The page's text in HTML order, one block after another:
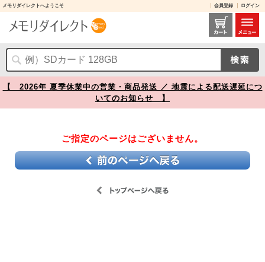
メモリダイレクトへようこそ 会員登録 ログイン
レビュー / 【】
【 2026年 夏季休業中の営業・商品発送 ／ 地震による配送遅延につ
いてのお知らせ 】
ご指定のページはございません。